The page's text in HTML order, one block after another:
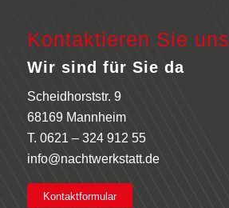
Kontaktieren Sie uns
Wir sind für Sie da
Scheidhorststr. 9
68169 Mannheim
T. 0621 – 324 912 55
info@nachtwerkstatt.de
Kontaktformular